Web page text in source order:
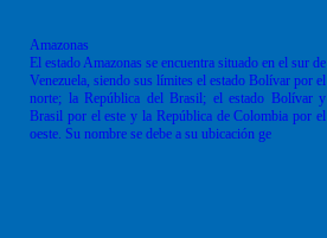
Amazonas
El estado Amazonas se encuentra situado en el sur de
Venezuela, siendo sus límites el estado Bolívar por el
norte; la República del Brasil; el estado Bolívar y
Brasil por el este y la República de Colombia por el
oeste. Su nombre se debe a su ubicación ge